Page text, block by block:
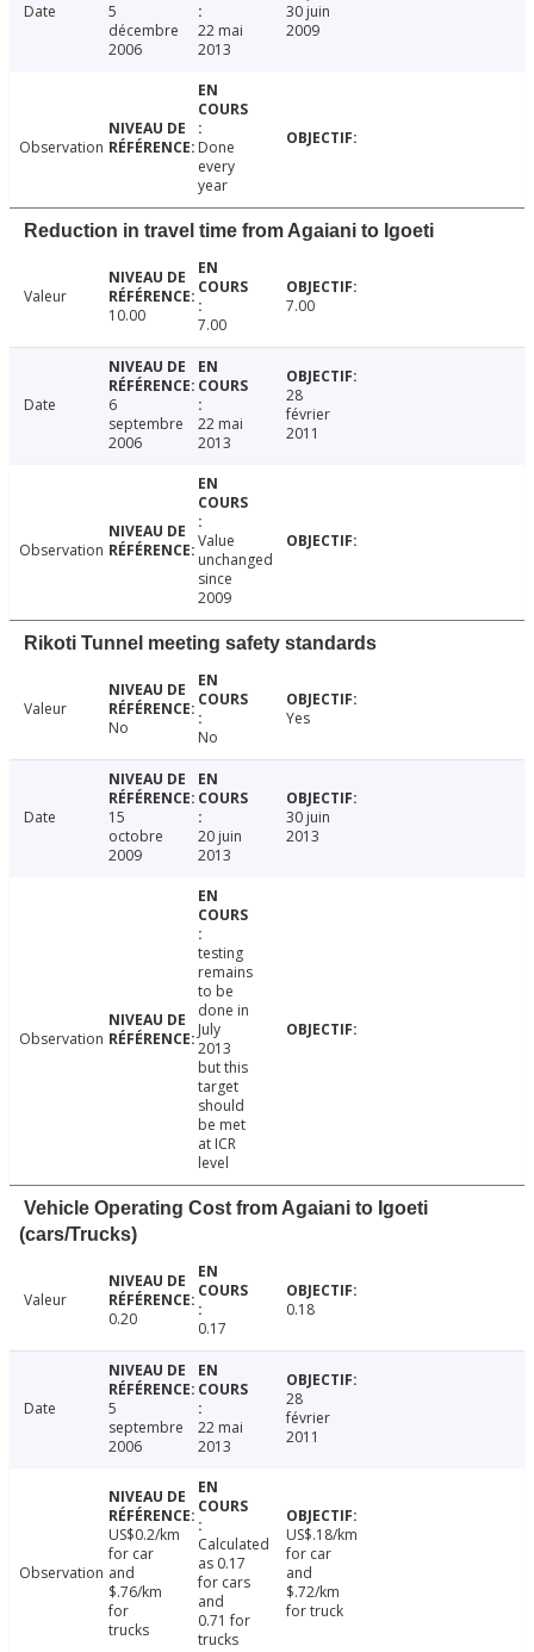
Date
5
décembre
2006
22 mai
2013
30 juin
2009
Observation
Done
every
year
Reduction in travel time from Agaiani to Igoeti
Valeur
10.00
7.00
7.00
Date
6
septembre
2006
22 mai
2013
28
février
2011
Observation
Value
unchanged
since
2009
Rikoti Tunnel meeting safety standards
Valeur
No
No
Yes
Date
15
octobre
2009
20 juin
2013
30 juin
2013
Observation
testing
remains
to be
done in
July
2013
but this
target
should
be met
at ICR
level
Vehicle Operating Cost from Agaiani to Igoeti
(cars/Trucks)
Valeur
0.20
0.17
0.18
Date
5
septembre
2006
22 mai
2013
28
février
2011
Observation
US$0.2/km
for car
and
$.76/km
for
trucks
Calculated
as 0.17
for cars
and
0.71 for
trucks
US$.18/km
for car
and
$.72/km
for truck